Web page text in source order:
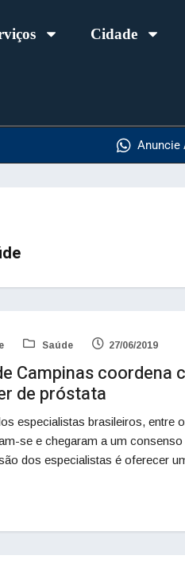
Cidade
Anuncie
Saúde 27/06/2019
Campinas
de próstata
especialistas brasileiros, entre
se e chegaram a um
dos especialistas é oferecer